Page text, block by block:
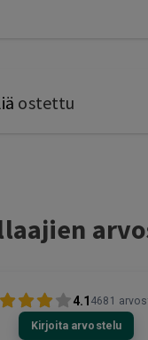
ostettu
4.1 4681
Kirjoita arvostelu